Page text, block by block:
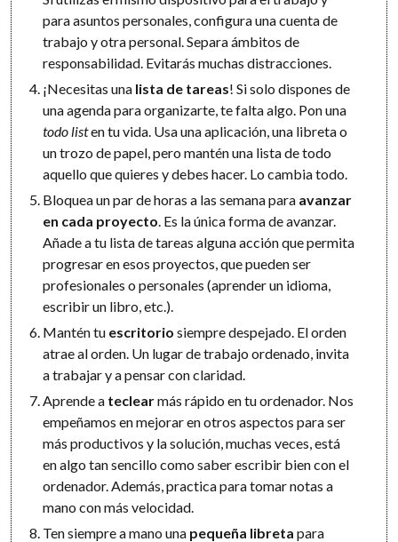
para asuntos personales, configura una cuenta de
trabajo y otra personal. Separa ámbitos de
responsabilidad. Evitarás muchas distracciones.
¡Necesitas una lista de tareas! Si solo dispones de
una agenda para organizarte, te falta algo. Pon una
todo listen tu vida. Usa una aplicación, una libreta o
un trozo de papel, pero mantén una lista de todo
aquello que quieres y debes hacer. Lo cambia todo.
Bloquea un par de horas a las semana para avanzar
en cada proyecto . Es la única forma de avanzar.
Añade a tu lista de tareas alguna acción que permita
progresar en esos proyectos, que pueden ser
profesionales o personales (aprender un idioma,
escribir un libro, etc.).
Mantén tu escritorio siempre despejado. El orden
atrae al orden. Un lugar de trabajo ordenado, invita
a trabajar y a pensar con claridad.
Aprende a teclearmás rápido en tu ordenador. Nos
empeñamos en mejorar en otros aspectos para ser
más productivos y la solución, muchas veces, está
en algo tan sencillo como saber escribir bien con el
ordenador. Además, practica para tomar notas a
mano con más velocidad.
Ten siempre a mano una pequeña libreta para